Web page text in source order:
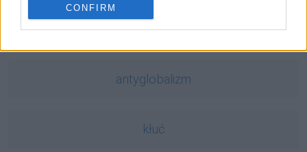
CONFIRM
lipdub
antyglobalizm
kłuć